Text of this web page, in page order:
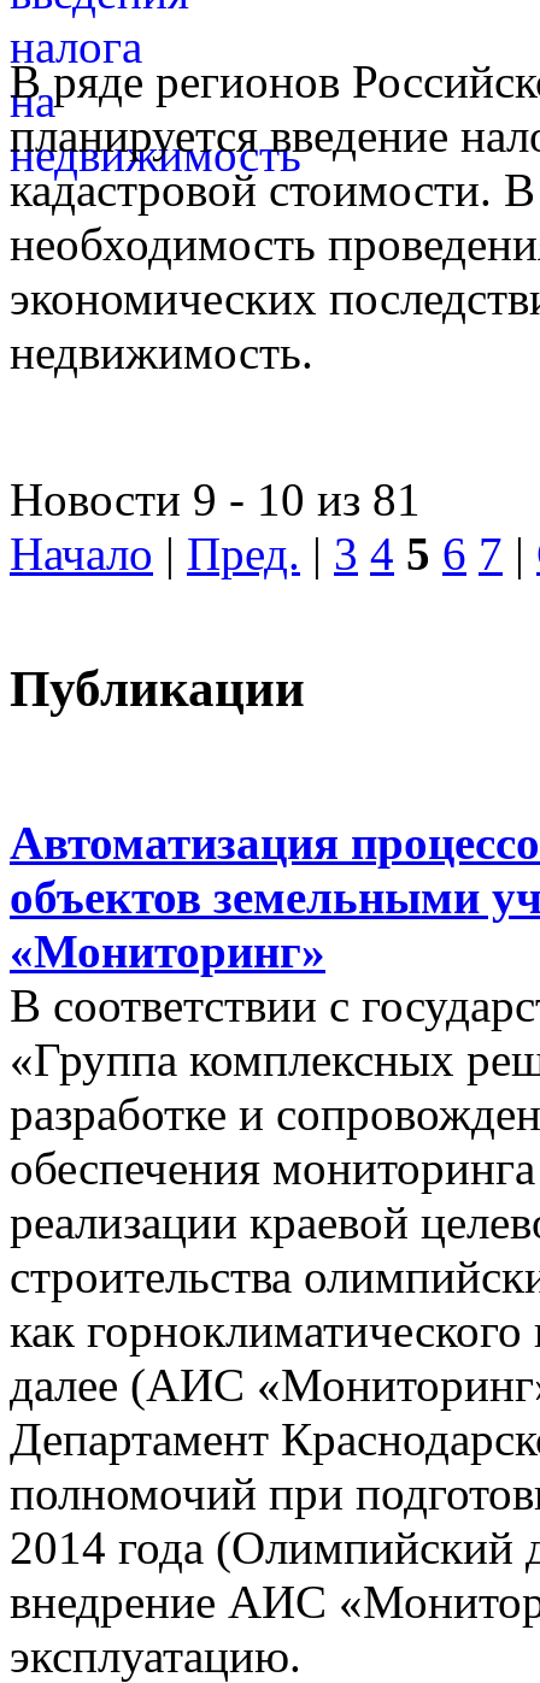
В ряде регионов
планируется введение
кадастровой стоимости.
необходимость
экономических
недвижимость.
Новости 9 - 10 из 81
Начало | Пред. | 3 4 5 6 7 |
Публикации
Автоматизация
объектов земельными
«Мониторинг»
В соответствии с
«Группа комплексных
разработке и
обеспечения
реализации краевой
строительства
как
далее (АИС
Департамент
полномочий при
2014 года (Олимпийский
внедрение АИС
эксплуатацию.